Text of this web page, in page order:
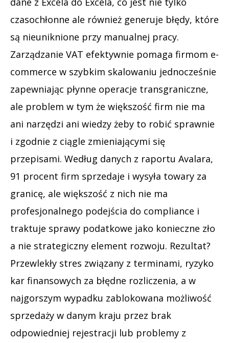
czasochłonne ale również generuje błędy, które
są nieuniknione przy manualnej pracy.
Zarządzanie VAT efektywnie pomaga firmom e-
commerce w szybkim skalowaniu jednocześnie
zapewniając płynne operacje transgraniczne,
ale problem w tym że większość firm nie ma
ani narzędzi ani wiedzy żeby to robić sprawnie
i zgodnie z ciągle zmieniającymi się
przepisami. Według danych z raportu Avalara,
91 procent firm sprzedaje i wysyła towary za
granicę, ale większość z nich nie ma
profesjonalnego podejścia do compliance i
traktuje sprawy podatkowe jako konieczne zło
a nie strategiczny element rozwoju. Rezultat?
Przewlekły stres związany z terminami, ryzyko
kar finansowych za błędne rozliczenia, a w
najgorszym wypadku zablokowana możliwość
sprzedaży w danym kraju przez brak
odpowiedniej rejestracji lub problemy z